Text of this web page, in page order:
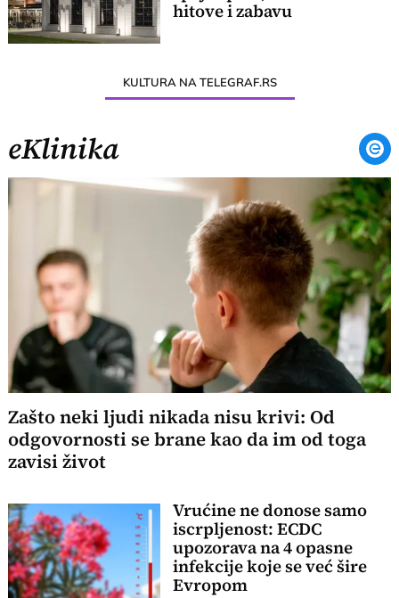
hitove i zabavu
KULTURA NA TELEGRAF.RS
eKlinika
Zašto neki ljudi nikada nisu krivi: Od
odgovornosti se brane kao da im od toga
zavisi život
Vrućine ne donose samo
iscrpljenost: ECDC
upozorava na 4 opasne
infekcije koje se već šire
Evropom